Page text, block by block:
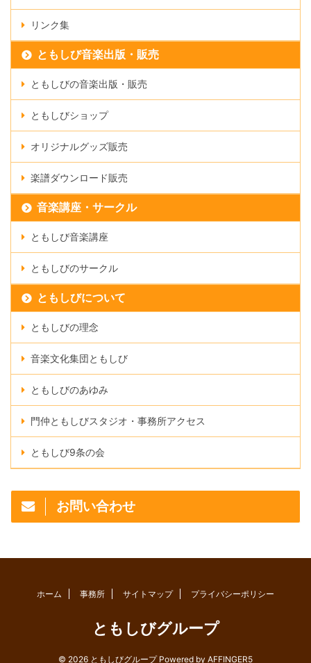
リンク集
ともしび音楽出版・販売
ともしびの音楽出版・販売
ともしびショップ
オリジナルグッズ販売
楽譜ダウンロード販売
音楽講座・サークル
ともしび音楽講座
ともしびのサークル
ともしびについて
ともしびの理念
音楽文化集団ともしび
ともしびのあゆみ
門仲ともしびスタジオ・事務所アクセス
ともしび9条の会
お問い合わせ
ホーム 事務所 サイトマップ プライバシーポリシー
ともしびグループ
© 2026 ともしびグループ Powered by AFFINGER5